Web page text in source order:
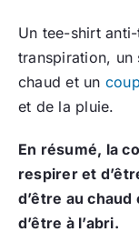
Un tee-shirt
transpiration, un
chaud et un
et de la pluie.
En résumé, la
respirer et
d’être au
d’être à l’abri.